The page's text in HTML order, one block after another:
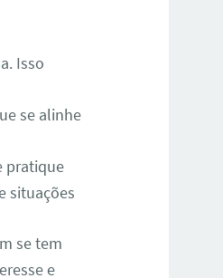
Isso
se alinhe
pratique
situações
se tem
e